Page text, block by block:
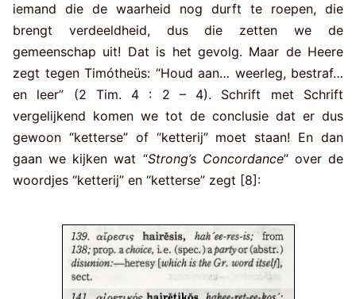
iemand die de waarheid nog durft te roepen, die
brengt verdeeldheid, dus die zetten we de
gemeenschap uit! Dat is het gevolg. Maar de Heere
zegt tegen Timótheüs: “Houd aan… weerleg, bestraf…
en leer” (2 Tim. 4 : 2 – 4). Schrift met Schrift
vergelijkend komen we tot de conclusie dat er dus
gewoon “ketterse” of “ketterij” moet staan! En dan
gaan we kijken wat “Strong’s Concordance” over de
woordjes “ketterij” en “ketterse” zegt [8]: